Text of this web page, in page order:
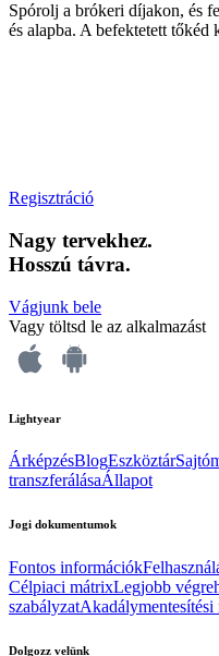
Spórolj a brókeri díjakon, és
és alapba. A befektetett tőkéd
Regisztráció
Nagy tervekhez.
Hosszú távra.
Vágjunk bele
Vagy töltsd le az alkalmazást
Lightyear
ÁrképzésBlogEszköztár
transzferálásaÁllapot
Jogi dokumentumok
Fontos információk
Célpiaci mátrixLegjobb
szabályzat
Dolgozz velünk